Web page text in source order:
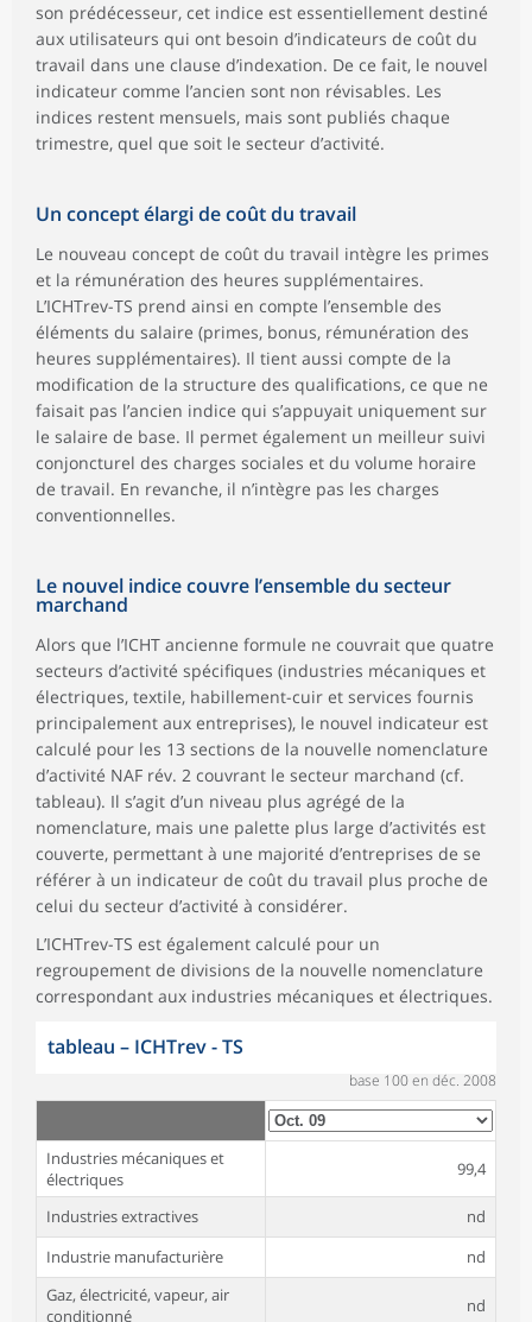
son prédécesseur, cet indice est essentiellement destiné
aux utilisateurs qui ont besoin d’indicateurs de coût du
travail dans une clause d’indexation. De ce fait, le nouvel
indicateur comme l’ancien sont non révisables. Les
indices restent mensuels, mais sont publiés chaque
trimestre, quel que soit le secteur d’activité.
Un concept élargi de coût du travail
Le nouveau concept de coût du travail intègre les primes
et la rémunération des heures supplémentaires.
L’ICHTrev-TS prend ainsi en compte l’ensemble des
éléments du salaire (primes, bonus, rémunération des
heures supplémentaires). Il tient aussi compte de la
modification de la structure des qualifications, ce que ne
faisait pas l’ancien indice qui s’appuyait uniquement sur
le salaire de base. Il permet également un meilleur suivi
conjoncturel des charges sociales et du volume horaire
de travail. En revanche, il n’intègre pas les charges
conventionnelles.
Le nouvel indice couvre l’ensemble du secteur
marchand
Alors que l’ICHT ancienne formule ne couvrait que quatre
secteurs d’activité spécifiques (industries mécaniques et
électriques, textile, habillement-cuir et services fournis
principalement aux entreprises), le nouvel indicateur est
calculé pour les 13 sections de la nouvelle nomenclature
d’activité NAF rév. 2 couvrant le secteur marchand (cf.
tableau). Il s’agit d’un niveau plus agrégé de la
nomenclature, mais une palette plus large d’activités est
couverte, permettant à une majorité d’entreprises de se
référer à un indicateur de coût du travail plus proche de
celui du secteur d’activité à considérer.
L’ICHTrev-TS est également calculé pour un
regroupement de divisions de la nouvelle nomenclature
correspondant aux industries mécaniques et électriques.
tableau – ICHTrev - TS
base 100 en déc. 2008
Industries mécaniques et
électriques
99,4
Industries extractives
nd
Industrie manufacturière
nd
Gaz, électricité, vapeur, air
conditionné
nd